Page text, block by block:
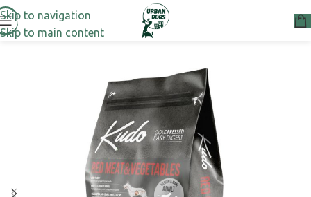
Skip to navigation
Skip to main content